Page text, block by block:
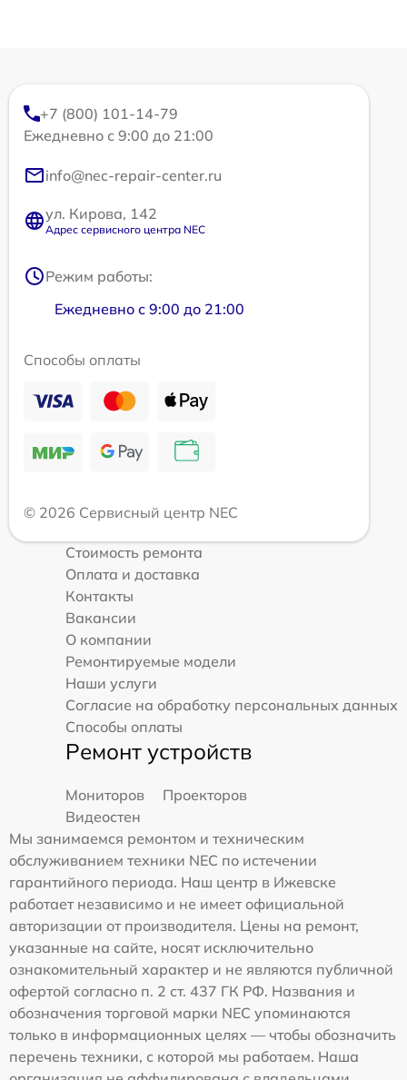
+7 (800) 101-14-79
Ежедневно с 9:00 до 21:00
info@nec-repair-center.ru
ул. Кирова, 142
Адрес сервисного центра NEC
Режим работы:
Ежедневно с 9:00 до 21:00
Способы оплаты
© 2026 Сервисный центр NEC
Стоимость ремонта
Оплата и доставка
Контакты
Вакансии
О компании
Ремонтируемые модели
Наши услуги
Согласие на обработку персональных данных
Способы оплаты
Ремонт устройств
Мониторов
Проекторов
Видеостен
Мы занимаемся ремонтом и техническим
обслуживанием техники NEC по истечении
гарантийного периода. Наш центр в Ижевске
работает независимо и не имеет официальной
авторизации от производителя. Цены на ремонт,
указанные на сайте, носят исключительно
ознакомительный характер и не являются публичной
офертой согласно п. 2 ст. 437 ГК РФ. Названия и
обозначения торговой марки NEC упоминаются
только в информационных целях — чтобы обозначить
перечень техники, с которой мы работаем. Наша